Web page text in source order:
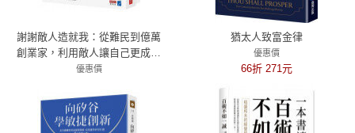
謝謝敵人造就我：從難民到億萬
創業家，利用敵人讓自己更成功
的12堂課
優惠價
猶太人致富金律
優惠價
66折 271元